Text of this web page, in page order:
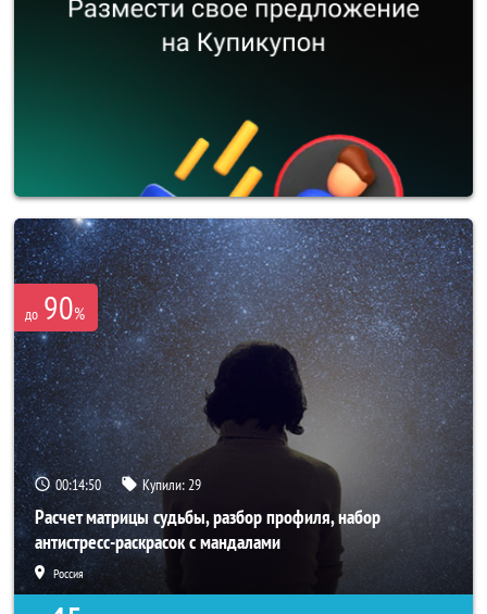
до 90%
00:14:48 Купили:29
Расчет матрицы судьбы, разбор профиля, набор
антистресс-раскрасок с мандалами
Россия